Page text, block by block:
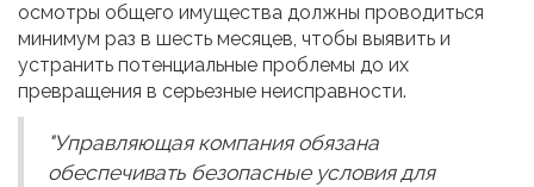
осмотры общего имущества должны проводиться
минимум раз в шесть месяцев, чтобы выявить и
устранить потенциальные проблемы до их
превращения в серьезные неисправности.
"Управляющая компания обязана
обеспечивать безопасные условия для